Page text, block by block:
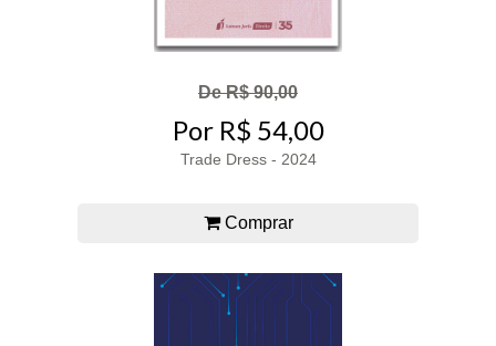
De R$ 90,00
Por R$ 54,00
Trade Dress - 2024
Comprar